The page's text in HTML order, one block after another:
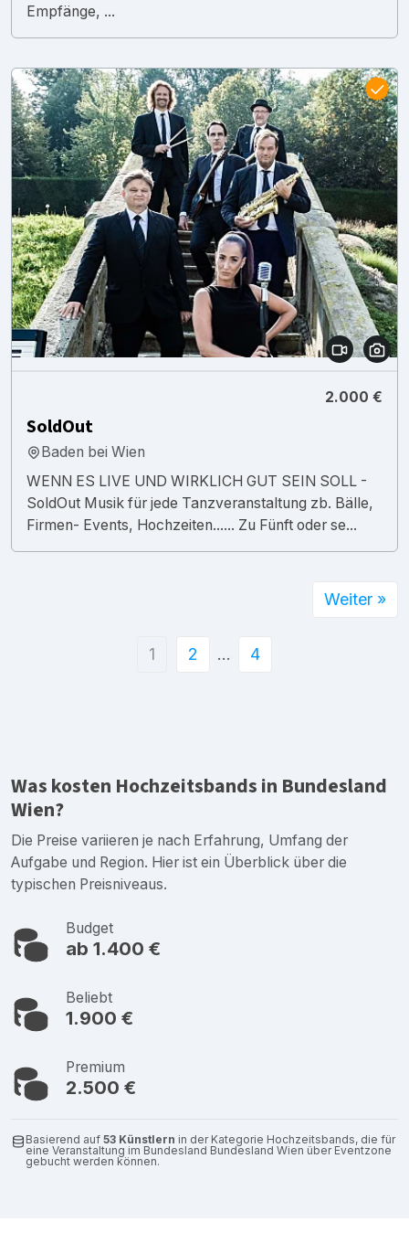
Empfänge, ...
2.000 €
SoldOut
Baden bei Wien
WENN ES LIVE UND WIRKLICH GUT SEIN SOLL -
SoldOut Musik für jede Tanzveranstaltung zb. Bälle,
Firmen- Events, Hochzeiten...... Zu Fünft oder se...
1 2 … 4
Weiter »
Was kosten Hochzeitsbands in Bundesland
Wien?
Die Preise variieren je nach Erfahrung, Umfang der
Aufgabe und Region. Hier ist ein Überblick über die
typischen Preisniveaus.
Budget
ab 1.400 €
Beliebt
1.900 €
Premium
2.500 €
Basierend auf 53 Künstlern in der Kategorie Hochzeitsbands, die für
eine Veranstaltung im Bundesland Bundesland Wien über Eventzone
gebucht werden können.